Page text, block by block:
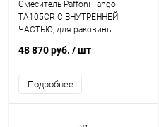
Смеситель Paffoni Tango
TA105CR С ВНУТРЕННЕЙ
ЧАСТЬЮ, для раковины
48 870 руб. / шт
Подробнее